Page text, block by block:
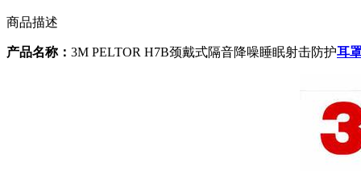
商品描述
产品名称： 3M PELTOR H7B颈戴式隔音降噪睡眠射击防护耳